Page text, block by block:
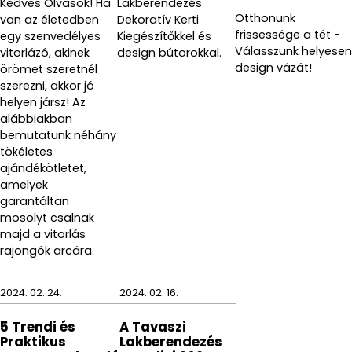
emiatt kevésbé minimalista mint társa, luxusabb
érzést nyújt, így sok helyiségben akár dekoratívabb
is lehet.
A CHARM óránkba csak bele kell tennünk 1db AA
elemet(csomagolás nem tartalmazza), be kell
állítsuk rajta az időt, majd minden mást nyugodtan
rábízhatunk innentől, hiszen Karlsson falióránk
halkan fog ketyegni, és mindig le fog venni a
lábunkról, akármikor csak ránézünk, hogy leolvassuk
róla az aktuális időt.
Anyag: acél
Szín: fehér
Méret: 30⌀ cm
Cikkszám: KA5821WH
Kedves Olvasók! Ha
van az életedben
egy szenvedélyes
vitorlázó, akinek
örömet szeretnél
szerezni, akkor jó
helyen jársz! Az
alábbiakban
bemutatunk néhány
tökéletes
ajándékötletet,
amelyek
garantáltan
mosolyt csalnak
majd a vitorlás
rajongók arcára.
Lakberendezés
Dekoratív Kerti
Kiegészítőkkel és
design bútorokkal.
Otthonunk
frissessége a tét -
Válasszunk helyesen
design vázát!
2024. 02. 24.
5 Trendi és
Praktikus
2024. 02. 16.
A Tavaszi
Lakberendezés